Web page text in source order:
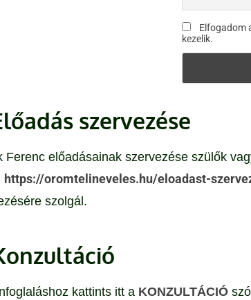
Elfogadom
kezelik.
szervezése
Ferenc előadásainak szervezése szülők
https://oromtelineveles.hu/eloadast-
szolgál.
kattints itt a KONZULTÁCIÓ